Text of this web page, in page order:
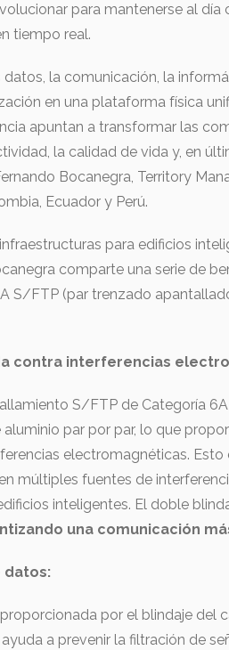
para mantenerse al día
tiempo real.
datos, la comunicación, la
en una plataforma física
apuntan a transformar las
la calidad de vida y, en
Bocanegra, Territory
Ecuador y Perú.
para edificios
comparte una serie de
S/FTP (par trenzado
contra interferencias
S/FTP de Categoría
par por par, lo que
electromagnéticas.
múltiples fuentes de
inteligentes. El doble
una comunicación
datos:
por el blindaje del
a prevenir la filtración de